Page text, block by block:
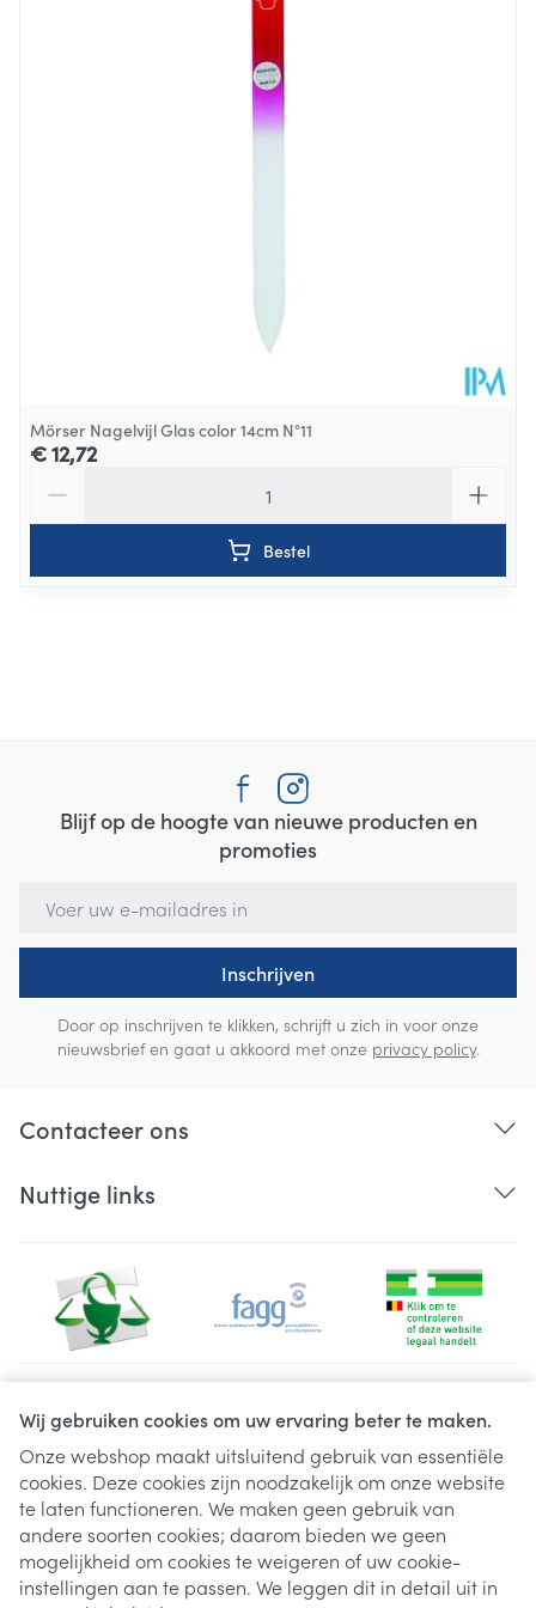
Wij gebruiken cookies om uw ervaring beter te maken.
Onze webshop maakt uitsluitend gebruik van essentiële
cookies. Deze cookies zijn noodzakelijk om onze website
te laten functioneren. We maken geen gebruik van
andere soorten cookies; daarom bieden we geen
mogelijkheid om cookies te weigeren of uw cookie-
instellingen aan te passen. We leggen dit in detail uit in
Mörser Nagelvijl Glas color 14cm N°11
€ 12,72
Bestel
Blijf op de hoogte van nieuwe producten en
promoties
Inschrijven
Door op inschrijven te klikken, schrijft u zich in voor onze
nieuwsbrief en gaat u akkoord met onze privacy policy.
Contacteer ons
Nuttige links
Juridische links